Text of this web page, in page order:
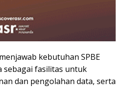
kebutuhan SPBE
sebagai fasilitas untuk
dan pengolahan data, serta